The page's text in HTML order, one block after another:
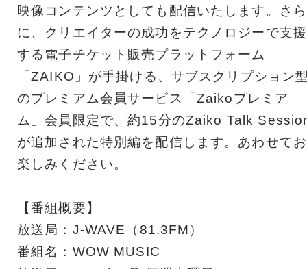
映像コンテンツとしても配信いたします。さら
に、クリエイターの成功をテクノロジーで支援
する電子チケット販売プラットフォーム
「ZAIKO」が手掛ける、サブスクリプション
のプレミアム会員サービス「Zaikoプレミア
ム」会員限定で、約15分のZaiko Talk
が追加された特別編を配信します。あわせてお
楽しみください。
【番組概要】
放送局：J-WAVE（81.3FM）
番組名：WOW MUSIC